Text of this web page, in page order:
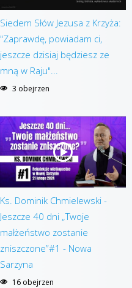
Siedem Słów Jezusa z Krzyża:
"Zaprawdę, powiadam ci,
jeszcze dzisiaj będziesz ze
mną w Raju"...
3 obejrzen
Ks. Dominik Chmielewski -
Jeszcze 40 dni „Twoje
małżeństwo zostanie
zniszczone”#1 - Nowa
Sarzyna
16 obejrzen